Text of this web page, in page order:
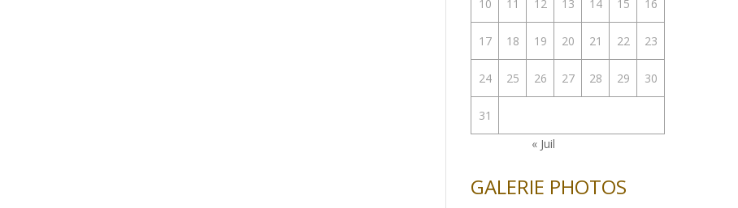
10 11 12 13 14 15 16
17 18 19 20 21 22 23
24 25 26 27 28 29 30
31
« Juil
GALERIE PHOTOS